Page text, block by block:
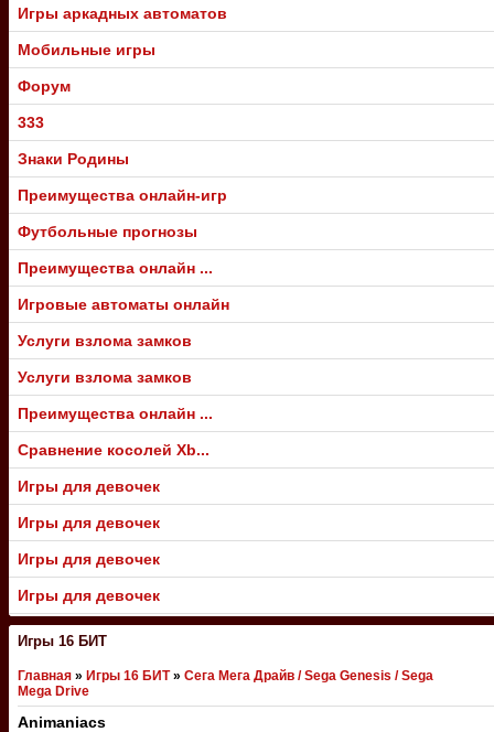
Игры аркадных автоматов
Мобильные игры
Форум
333
Знаки Родины
Преимущества онлайн-игр
Футбольные прогнозы
Преимущества онлайн ...
Игровые автоматы онлайн
Услуги взлома замков
Услуги взлома замков
Преимущества онлайн ...
Сравнение косолей Xb...
Игры для девочек
Игры для девочек
Игры для девочек
Игры для девочек
Игры 16 БИТ
Главная » Игры 16 БИТ» Сега Мега Драйв / Sega Genesis / Sega
Mega Drive
Animaniacs